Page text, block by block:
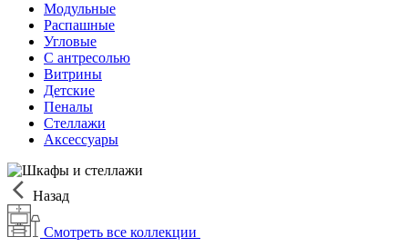
Модульные
Распашные
Угловые
С антресолью
Витрины
Детские
Пеналы
Стеллажи
Аксессуары
Назад
Смотреть все коллекции